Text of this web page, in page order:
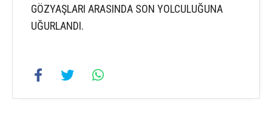
GÖZYAŞLARI ARASINDA SON YOLCULUĞUNA
UĞURLANDI.